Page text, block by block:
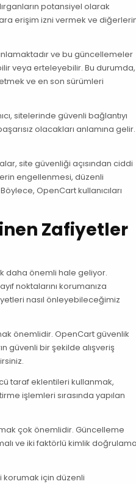
potansiyel olarak
erişim izni vermek ve
ve bu güncellemeler
veya erteleyebilir. Bu durumda,
ve en son sürümleri
sitelerinde güvenli bağlantıyı
olacakları anlamına gelir.
site güvenliği açısından ciddi
engellenmesi, düzenli
OpenCart kullanıcıları
Zafiyetler
daha önemli hale geliyor.
noktalarını korumanıza
nasıl önleyebileceğimiz
önemlidir. OpenCart güvenlik
güvenli bir şekilde alışveriş
taraf eklentileri kullanmak,
işlemleri sırasında yapılan
çok önemlidir. Güncelleme
ve iki faktörlü kimlik doğrulama
korumak için düzenli